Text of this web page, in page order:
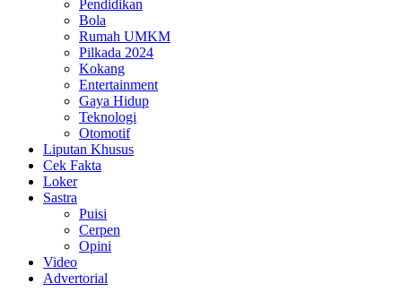
Pendidikan
Bola
Rumah UMKM
Pilkada 2024
Kokang
Entertainment
Gaya Hidup
Teknologi
Otomotif
Liputan Khusus
Cek Fakta
Loker
Sastra
Puisi
Cerpen
Opini
Video
Advertorial